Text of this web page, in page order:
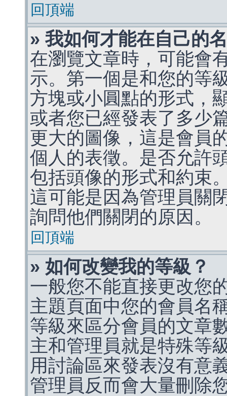
回頂端
» 我如何才能在自己的
在瀏覽文章時，可能會
示。第一個是和您的等
方塊或小圓點的形式，
或者您已經發表了多少
更大的圖像，這是會員
個人的表徵。是否允許
包括頭像的形式和約束
這可能是因為管理員關
詢問他們關閉的原因。
回頂端
» 如何改變我的等級？
一般您不能直接更改您
主題頁面中您的會員名
等級來區分會員的文章
主和管理員就是特殊等
用討論區來發表沒有意
管理員反而會大量刪除